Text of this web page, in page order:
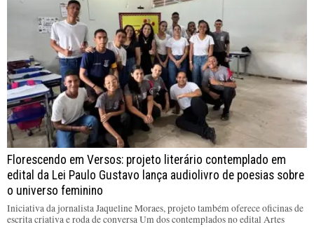
Florescendo em Versos: projeto literário contemplado em
edital da Lei Paulo Gustavo lança audiolivro de poesias sobre
o universo feminino
Iniciativa da jornalista Jaqueline Moraes, projeto também oferece oficinas de
escrita criativa e roda de conversa Um dos contemplados no edital Artes